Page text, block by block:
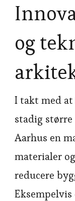
og
I takt med
stadig
Aarhus en
materialer
reducere